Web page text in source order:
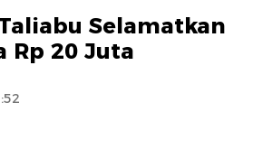
Selamatkan
Rp 20 Juta